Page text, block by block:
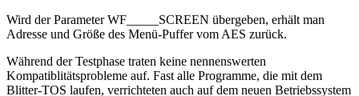
Wird der Parameter WF_____SCREEN übergeben, erhält man
Adresse und Größe des Menü-Puffer vom AES zurück.
Während der Testphase traten keine nennenswerten
Kompatiblitätsprobleme auf. Fast alle Programme, die mit dem
Blitter-TOS laufen, verrichteten auch auf dem neuen Betriebssystem